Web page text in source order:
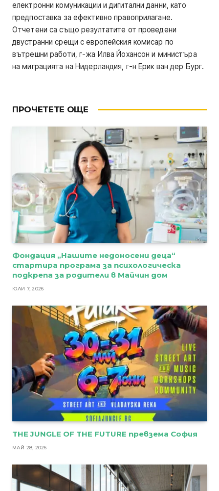
електронни комуникации и дигитални данни, като
предпоставка за ефективно правоприлагане.
Отчетени са също резултатите от проведени
двустранни срещи с европейския комисар по
вътрешни работи, г-жа Илва Йохансон и министъра
на миграцията на Нидерландия, г-н Ерик ван дер Бург.
ПРОЧЕТЕТЕ ОЩЕ
Фондация „Нашите недоносени деца“
стартира програма за психологическа
подкрепа за родители в Майчин дом
ЮЛИ 7, 2026
THE JUNGLE OF THE FUTURE превзема София
МАЙ 28, 2026